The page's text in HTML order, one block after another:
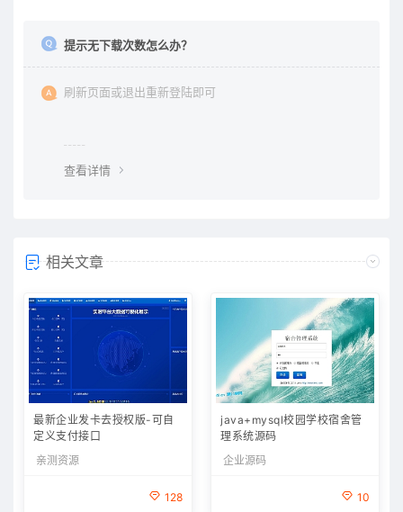
提示无下载次数怎么办？
刷新页面或退出重新登陆即可
查看详情
相关文章
最新企业发卡去授权版-可自
定义支付接口
亲测资源
128
java+mysql校园学校宿舍管
理系统源码
企业源码
10